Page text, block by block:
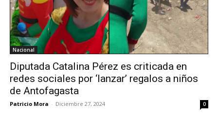
Nacional
Diputada Catalina Pérez es criticada en
redes sociales por ‘lanzar’ regalos a niños
de Antofagasta
Patricio Mora - Diciembre 27, 2024 0